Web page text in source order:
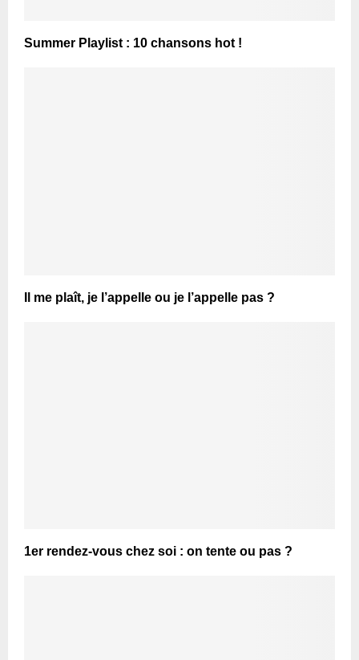
Summer Playlist : 10 chansons hot !
Il me plaît, je l’appelle ou je l’appelle pas ?
1er rendez-vous chez soi : on tente ou pas ?